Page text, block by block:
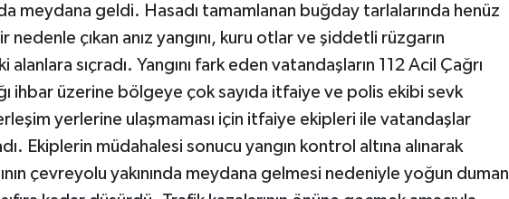
meydana geldi. Hasadı tamamlanan buğday tarlalarında henüz
nedenle çıkan anız yangını, kuru otlar ve şiddetli rüzgarın
sıçradı. Yangını fark eden vatandaşların 112 Acil Çağrı
ihbar üzerine bölgeye çok sayıda itfaiye ve polis ekibi sevk
yerlerine ulaşmaması için itfaiye ekipleri ile vatandaşlar
Ekiplerin müdahalesi sonucu yangın kontrol altına alınarak
çevreyolu yakınında meydana gelmesi nedeniyle yoğun duman